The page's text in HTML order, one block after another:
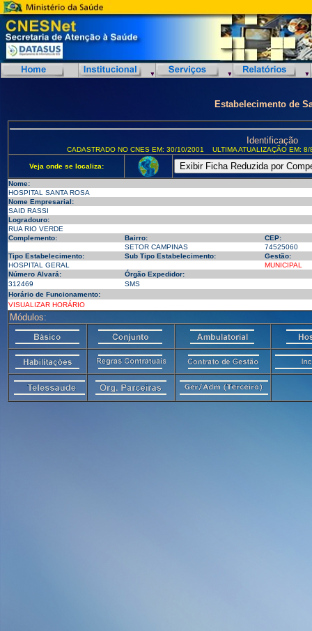
Estabelecimento de
Identificação
CADASTRADO NO CNES EM: 30/10/2001 ULTIMA ATUALIZAÇÃO EM:
Veja onde se localiza:
Nome:
HOSPITAL SANTA ROSA
Nome Empresarial:
SAID RASSI
Logradouro:
RUA RIO VERDE
Complemento:
Bairro:
CEP:
SETOR CAMPINAS
74525060
Tipo Estabelecimento:
Sub Tipo Estabelecimento:
Gestão:
HOSPITAL GERAL
MUNICIPAL
Número Alvará:
Órgão Expedidor:
312469
SMS
Horário de Funcionamento:
VISUALIZAR HORÁRIO
Módulos: